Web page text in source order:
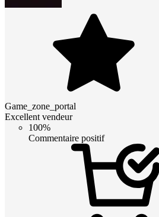
Game_zone_portal
Excellent vendeur
100%
Commentaire positif